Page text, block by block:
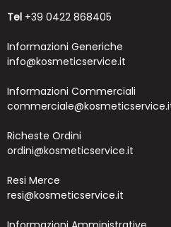
Tel +39 0422 868405
Informazioni Generiche
info@kosmeticservice.it
Informazioni Commerciali
Richeste Ordini
ordini@kosmeticservice.it
Resi Merce
resi@kosmeticservice.it